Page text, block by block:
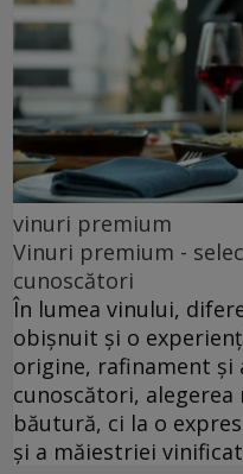
vinuri premium
Vinuri premium -
cunoscători
În lumea vinului,
obișnuit și o
origine, rafinament și
cunoscători, alegerea
băutură, ci la o
și a măiestriei